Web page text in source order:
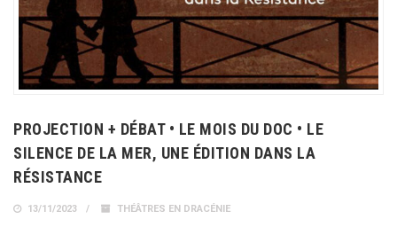
PROJECTION + DÉBAT • LE MOIS DU DOC • LE
SILENCE DE LA MER, UNE ÉDITION DANS LA
RÉSISTANCE
13/11/2023 THÉÂTRES EN DRACÉNIE